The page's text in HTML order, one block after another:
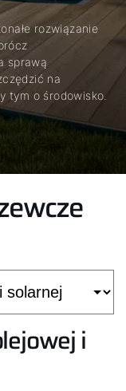
rozwiązanie
sprawą
na
tym o środowisko.
i